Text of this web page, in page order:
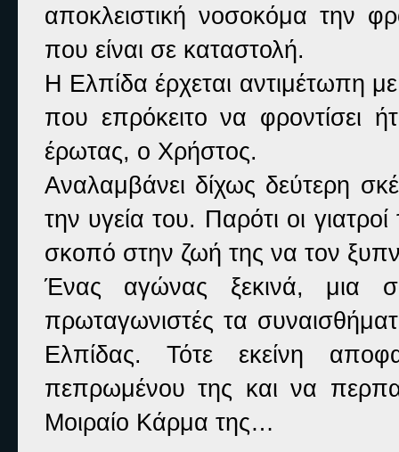
αποκλειστική νοσοκόμα την
που είναι σε καταστολή.
Η Ελπίδα έρχεται αντιμέτωπη
που επρόκειτο να φροντίσει
έρωτας, ο Χρήστος.
Αναλαμβάνει δίχως δεύτερη
την υγεία του. Παρότι οι
σκοπό στην ζωή της να τον
Ένας αγώνας ξεκινά, μια
πρωταγωνιστές τα
Ελπίδας. Τότε εκείνη
πεπρωμένου της και να
Μοιραίο Κάρμα της…